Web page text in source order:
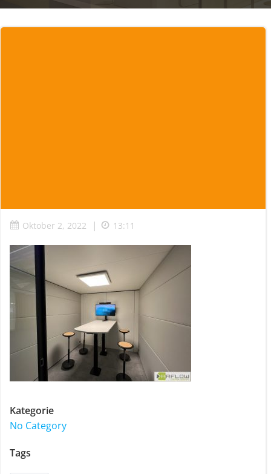
Oktober 2, 2022 | 13:11
Kategorie
No Category
Tags